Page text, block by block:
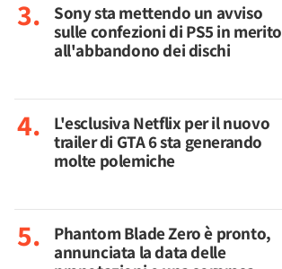
Sony sta mettendo un avviso
sulle confezioni di PS5 in merito
all'abbandono dei dischi
L'esclusiva Netflix per il nuovo
trailer di GTA 6 sta generando
molte polemiche
Phantom Blade Zero è pronto,
annunciata la data delle